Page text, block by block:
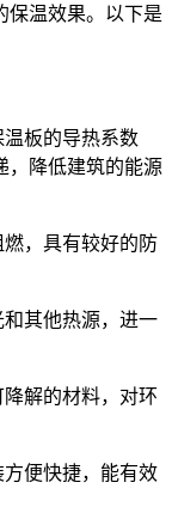
保温效果。以下是
板的导热系数
，降低建筑的能源
，具有较好的防
其他热源，进一
解的材料，对环
便快捷，能有效